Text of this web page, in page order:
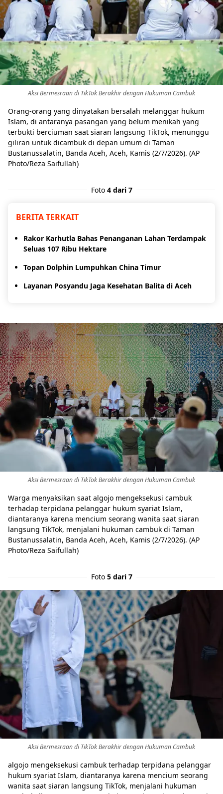
Aksi Bermesraan di TikTok Berakhir dengan Hukuman Cambuk
Orang-orang yang dinyatakan bersalah melanggar hukum
Islam, di antaranya pasangan yang belum menikah yang
terbukti berciuman saat siaran langsung TikTok, menunggu
giliran untuk dicambuk di depan umum di Taman
Bustanussalatin, Banda Aceh, Aceh, Kamis (2/7/2026). (AP
Photo/Reza Saifullah)
Foto 4 dari 7
BERITA TERKAIT
Rakor Karhutla Bahas Penanganan Lahan Terdampak
Seluas 107 Ribu Hektare
Topan Dolphin Lumpuhkan China Timur
Layanan Posyandu Jaga Kesehatan Balita di Aceh
Aksi Bermesraan di TikTok Berakhir dengan Hukuman Cambuk
Warga menyaksikan saat algojo mengeksekusi cambuk
terhadap terpidana pelanggar hukum syariat Islam,
diantaranya karena mencium seorang wanita saat siaran
langsung TikTok, menjalani hukuman cambuk di Taman
Bustanussalatin, Banda Aceh, Aceh, Kamis (2/7/2026). (AP
Photo/Reza Saifullah)
Foto 5 dari 7
Aksi Bermesraan di TikTok Berakhir dengan Hukuman Cambuk
algojo mengeksekusi cambuk terhadap terpidana pelanggar
hukum syariat Islam, diantaranya karena mencium seorang
wanita saat siaran langsung TikTok, menjalani hukuman